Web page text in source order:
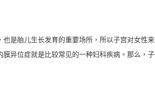
是胎儿生长发育的重要场所，所以子宫对女性来
异位症就是比较常见的一种妇科疾病。那么，子